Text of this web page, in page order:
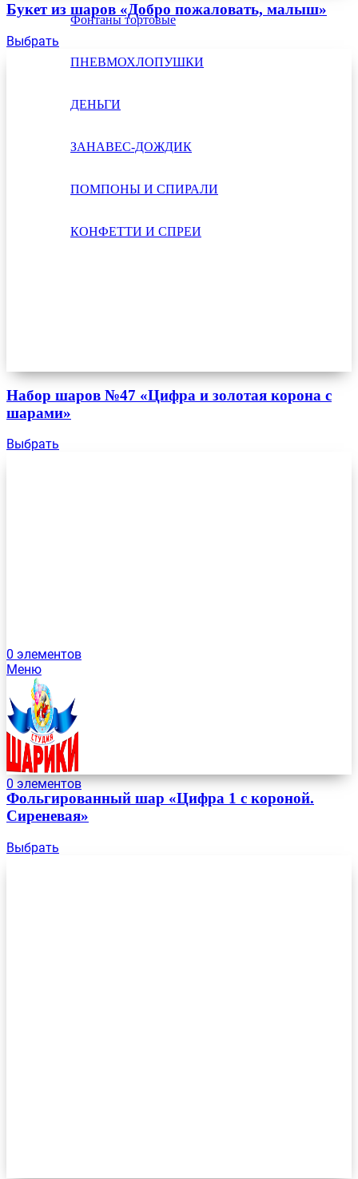
Фонтаны тортовые
ПНЕВМОХЛОПУШКИ
ДЕНЬГИ
ЗАНАВЕС-ДОЖДИК
ПОМПОНЫ И СПИРАЛИ
КОНФЕТТИ И СПРЕИ
0 элементов
Меню
0элементов
Букет из шаров «Добро пожаловать, малыш»
Выбрать
Набор шаров №47 «Цифра и золотая корона с
шарами»
Выбрать
Фольгированный шар «Цифра 1 с короной.
Сиреневая»
Выбрать